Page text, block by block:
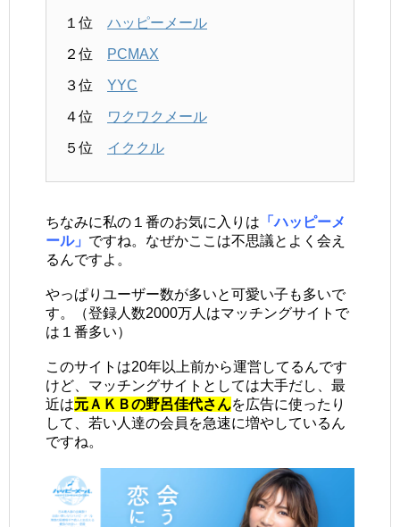
１位 ハッピーメール
２位 PCMAX
３位 YYC
４位 ワクワクメール
５位 イククル
ちなみに私の１番のお気に入りは 「ハッピーメ
ール」 ですね。なぜかここは不思議とよく会え
るんですよ。
やっぱりユーザー数が多いと可愛い子も多いで
す。（登録人数2000万人はマッチングサイトで
は１番多い）
このサイトは20年以上前から運営してるんです
けど、マッチングサイトとしては大手だし、最
近は元ＡＫＢの野呂佳代さんを広告に使ったり
して、若い人達の会員を急速に増やしているん
ですね。